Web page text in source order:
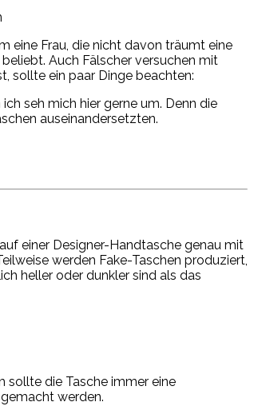
eine Frau, die nicht davon träumt eine
Auch Fälscher versuchen mit
sollte ein paar Dinge beachten:
seh mich hier gerne um. Denn die
auseinandersetzten.
einer Designer-Handtasche genau mit
werden Fake-Taschen produziert,
heller oder dunkler sind als das
sollte die Tasche immer eine
werden.